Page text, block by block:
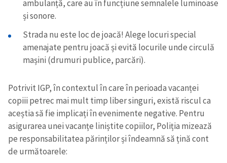
ambulanță, care au în funcțiune semnalele luminoase
și sonore.
Strada nu este loc de joacă! Alege locuri special
amenajate pentru joacă și evită locurile unde circulă
mașini (drumuri publice, parcări).
Potrivit IGP, în contextul în care în perioada vacanței
copiii petrec mai mult timp liber singuri, există riscul ca
aceștia să fie implicați în evenimente negative. Pentru
asigurarea unei vacanțe liniștite copiilor, Poliția mizează
pe responsabilitatea părinților și îndeamnă să țină cont
de următoarele: